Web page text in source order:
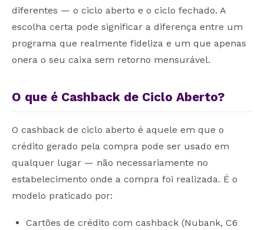
diferentes — o ciclo aberto e o ciclo fechado. A
escolha certa pode significar a diferença entre um
programa que realmente fideliza e um que apenas
onera o seu caixa sem retorno mensurável.
O que é Cashback de Ciclo Aberto?
O cashback de ciclo aberto é aquele em que o
crédito gerado pela compra pode ser usado em
qualquer lugar — não necessariamente no
estabelecimento onde a compra foi realizada. É o
modelo praticado por:
Cartões de crédito com cashback (Nubank, C6